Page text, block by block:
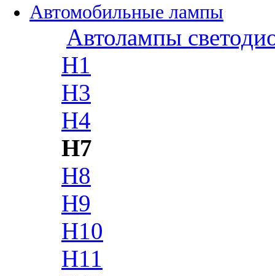
Автомобильные лампы
Автолампы
H1
H3
H4
H7
H8
H9
H10
H11